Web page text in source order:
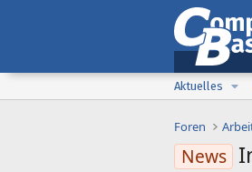
Aktuelles
Foren
News